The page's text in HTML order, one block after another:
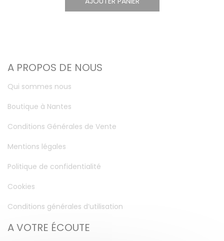
A PROPOS DE NOUS
Qui sommes nous
Boutique à Nantes
Conditions Générales de Vente
Mentions légales
Politique de confidentialité
Cookies
Conditions générales d’utilisation
A VOTRE ÉCOUTE